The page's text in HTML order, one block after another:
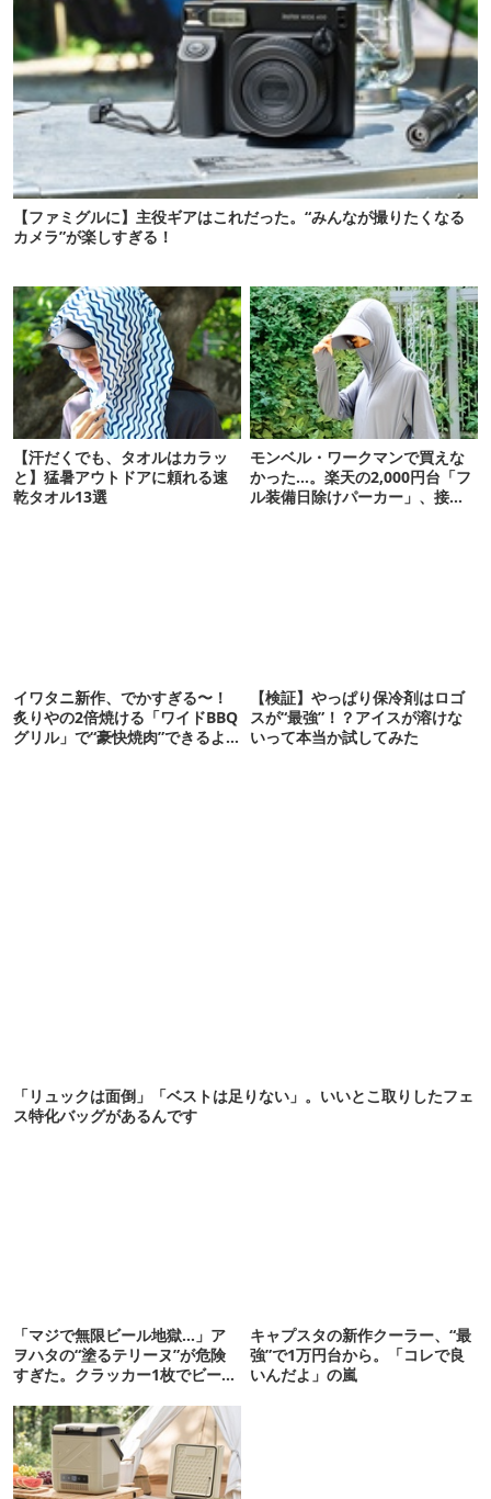
【ファミグルに】主役ギアはこれだった。“みんなが撮りたくなる
カメラ”が楽しすぎる！
【汗だくでも、タオルはカラッ
と】猛暑アウトドアに頼れる速
乾タオル13選
モンベル・ワークマンで買えな
かった…。楽天の2,000円台「フ
ル装備日除けパーカー」、接触
イワタニ新作、でかすぎる〜！
炙りやの2倍焼ける「ワイドBBQ
グリル」で“豪快焼肉”できるよ
【検証】やっぱり保冷剤はロゴ
スが“最強”！？アイスが溶けな
いって本当か試してみた
「リュックは面倒」「ベストは足りない」。いいとこ取りしたフェ
ス特化バッグがあるんです
「マジで無限ビール地獄…」ア
ヲハタの“塗るテリーヌ”が危険
すぎた。クラッカー1枚でビール
キャプスタの新作クーラー、“最
強”で1万円台から。「コレで良
いんだよ」の嵐